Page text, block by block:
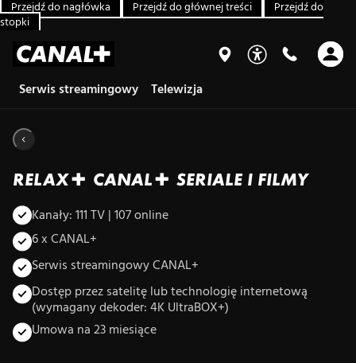
Przejdź do nagłówka Przejdź do głównej treści
Przejdź do
stopki
Serwis streamingowy Telewizja
RELAX+ CANAL+ SERIALE I FILMY
Kanały: 111 TV | 107 online
6 x CANAL+
Serwis streamingowy CANAL+
Dostęp przez satelitę lub technologię internetową
(wymagany dekoder: 4K UltraBOX+)
Umowa na 23 miesiące